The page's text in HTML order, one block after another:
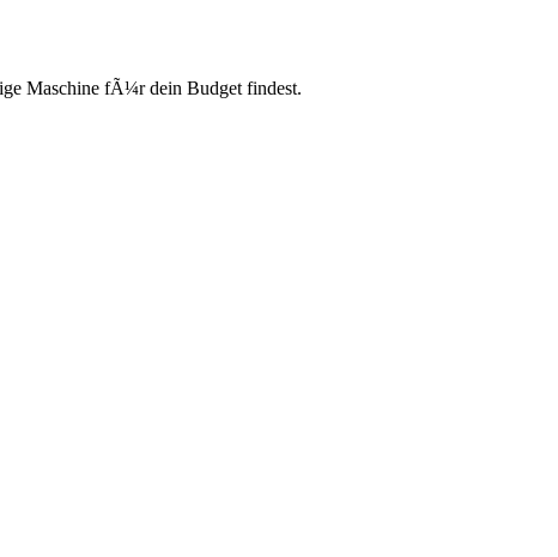
Maschine fÃ¼r dein Budget findest.